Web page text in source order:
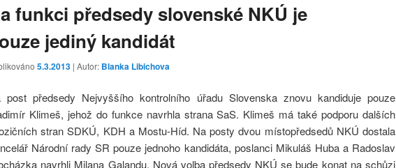
funkci předsedy slovenské NKÚ je
jediný kandidát
5.3.2013 | Autor: Blanka Libichova
post předsedy Nejvyššího kontrolního úřadu Slovenska znovu kandiduje pouze
Klimeš, jehož do funkce navrhla strana SaS. Klimeš má také podporu dalších
stran SDKÚ, KDH a Mostu-Híd. Na posty dvou místopředsedů NKÚ dostala
Národní rady SR pouze jednoho kandidáta, poslanci Mikuláš Huba a Radoslav
navrhli Milana Galandu. Nová volba předsedy NKÚ se bude konat na schůzi